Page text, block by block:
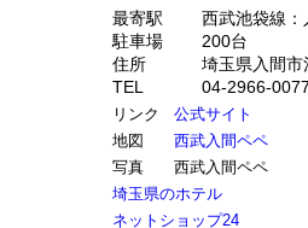
最寄駅
西武池袋線：
駐車場
200台
住所
埼玉県入間市
TEL
04-2966-0077
リンク
公式サイト
地図
西武入間ペペ
写真
西武入間ペペ
埼玉県のホテル
ネットショップ24